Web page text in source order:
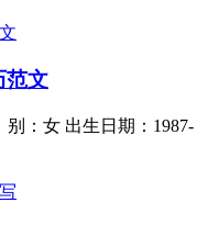
范文
女 出生日期：1987-